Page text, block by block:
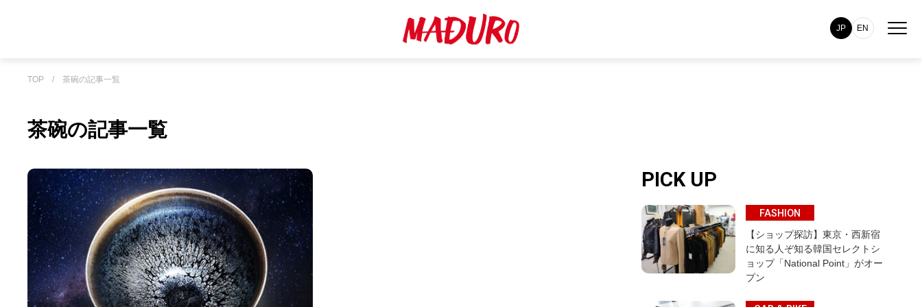
JP EN
TOP / 茶碗の記事一覧
茶碗の記事一覧
PICK UP
FASHION
【ショップ探訪】東京・西新宿
に知る人ぞ知る韓国セレクトシ
ョップ「National Point」がオー
プン